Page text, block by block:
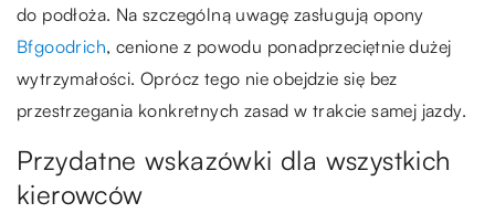
do podłoża. Na szczególną uwagę zasługują opony
Bfgoodrich, cenione z powodu ponadprzeciętnie dużej
wytrzymałości. Oprócz tego nie obejdzie się bez
przestrzegania konkretnych zasad w trakcie samej jazdy.
Przydatne wskazówki dla wszystkich
kierowców